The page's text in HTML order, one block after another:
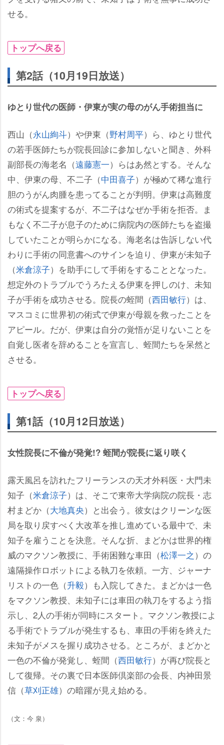
せる。
トップへ戻る
第2話（10月19日放送）
ゆとり世代の医師・伊東が実の母のがん手術担当に
西山（永山絢斗）や伊東（野村周平）ら、ゆとり世代
の若手医師たちが院長回診に参加しないと聞き、外科
副部長の海老名（遠藤憲一）らはあ然とする。そんな
中、伊東の母、不二子（中田喜子）が極めて稀な進行
胆のうがん肉腫を患ってることが判明。伊東は高難度
の術式を提案するが、不二子はなぜか手術を拒否。ま
もなく不二子が息子のために病院内の医師たちを盗撮
していたことが明らかになる。海老名は告訴しない代
わりに手術の同意書へのサインを迫り、伊東が未知子
（米倉涼子）を助手にして手術をすることとなった。
想定外のトラブルでうろたえる伊東を押しのけ、未知
子が手術を成功させる。院長の蛭間（西田敏行）は、
マスコミに世界初の術式で伊東が母親を救ったことを
アピール。だが、伊東は自分の覚悟が足りないことを
自覚し医者を辞めることを宣言し、蛭間たちを呆然と
させる。
トップへ戻る
第1話（10月12日放送）
女性院長に不倫が発覚!? 蛭間が院長に返り咲く
露天風呂を訪れたフリーランスの天才外科医・大門未
知子（米倉涼子）は、そこで東帝大学病院の院長・志
村まどか（大地真央）と出会う。彼女はクリーンな医
局を取り戻すべく大改革を推し進めている最中で、未
知子を雇うことを決意。そんな折、まどかは世界的権
威のマクソン教授に、手術困難な車田（松澤一之）の
遠隔操作ロボットによる執刀を依頼。一方、ジャーナ
リストの一色（升毅）も入院してきた。まどかは一色
をマクソン教授、未知子には車田の執刀をするよう指
示し、2人の手術が同時にスタート。マクソン教授によ
る手術でトラブルが発生するも、車田の手術を終えた
未知子がメスを握り成功させる。ところが、まどかと
一色の不倫が発覚し、蛭間（西田敏行）が再び院長と
して復帰。その裏で日本医師倶楽部の会長、内神田景
信（草刈正雄）の暗躍が見え始める。
（文：今 泉）